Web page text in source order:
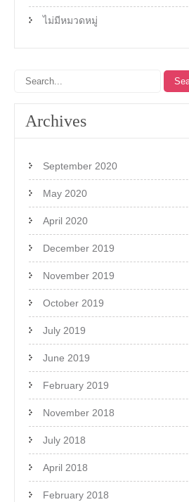
ไม่มีหมวดหมู่
Archives
September 2020
May 2020
April 2020
December 2019
November 2019
October 2019
July 2019
June 2019
February 2019
November 2018
July 2018
April 2018
February 2018